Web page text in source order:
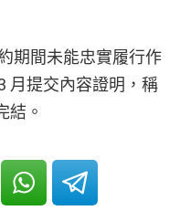
期間未能忠實履行作
月提交內容證明，稱
結。